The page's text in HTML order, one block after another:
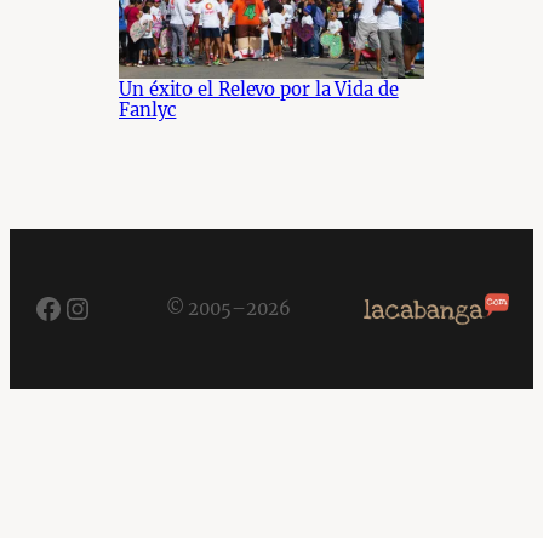
Un éxito el Relevo por la Vida de
Fanlyc
Facebook
Instagram© 2005–2026